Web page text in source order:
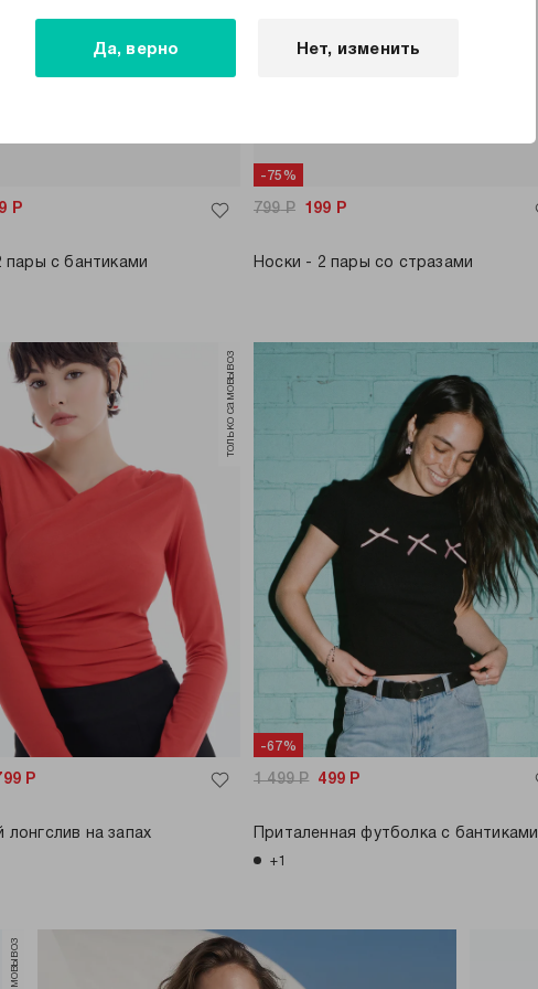
Да, верно Нет, изменить
Р
пары с бантиками
-75%
799Р 199 Р
Носки - 2 пары со стразами
только самовывоз
Р
лонгслив на запах
-67%
1 499Р 499 Р
Приталенная футболка с бантиками
+1